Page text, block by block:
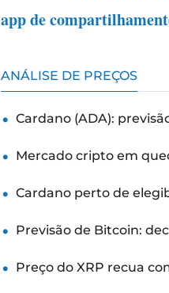
app de
ANÁLISE DE PREÇOS
Cardano (ADA):
Mercado cripto em
Cardano perto de
Previsão de Bitcoin:
Preço do XRP recua